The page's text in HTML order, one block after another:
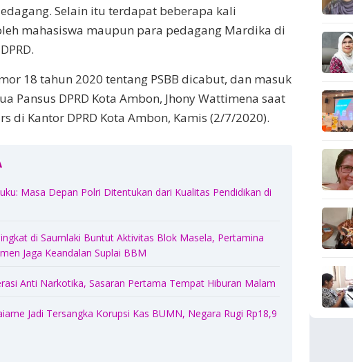
Selain itu terdapat beberapa kali
mahasiswa maupun para pedagang Mardika di
18 tahun 2020 tentang PSBB dicabut, dan masuk
Pansus DPRD Kota Ambon, Jhony Wattimena saat
di Kantor DPRD Kota Ambon, Kamis (2/7/2020).
Masa Depan Polri Ditentukan dari Kualitas Pendidikan di
di Saumlaki Buntut Aktivitas Blok Masela, Pertamina
Jaga Keandalan Suplai BBM
Anti Narkotika, Sasaran Pertama Tempat Hiburan Malam
Jadi Tersangka Korupsi Kas BUMN, Negara Rugi Rp18,9